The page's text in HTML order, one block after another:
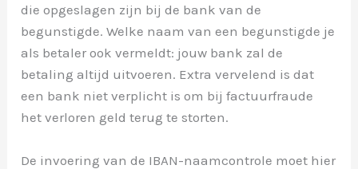
die opgeslagen zijn bij de bank van de
begunstigde. Welke naam van een begunstigde je
als betaler ook vermeldt: jouw bank zal de
betaling altijd uitvoeren. Extra vervelend is dat
een bank niet verplicht is om bij factuurfraude
het verloren geld terug te storten.
De invoering van de IBAN-naamcontrole moet hier